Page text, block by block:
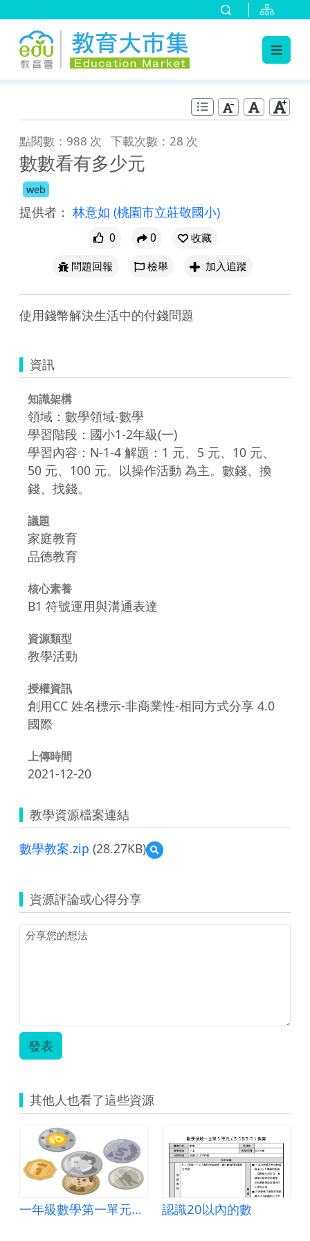
點閱數：988 次 下載次數：28 次
數數看有多少元
web
提供者： 林意如 (桃園市立莊敬國小)
0 0
收藏
問題回報
檢舉 加入追蹤
使用錢幣解決生活中的付錢問題
資訊
知識架構
領域：數學領域-數學
學習階段：國小1-2年級(一)
學習內容：N-1-4 解題：1 元、5 元、10 元、
50 元、100 元。以操作活動 為主。數錢、換
錢、找錢。
議題
家庭教育
品德教育
核心素養
B1 符號運用與溝通表達
資源類型
教學活動
授權資訊
創用CC 姓名標示-非商業性-相同方式分享 4.0
國際
上傳時間
2021-12-20
教學資源檔案連結
數學教案.zip (28.27KB)
預
覽
案.zip
資源評論或心得分享
發表
其他人也看了這些資源
一年級數學第一單元數到50-認識1元、5元、10元錢幣教學設計 認識20以內的數